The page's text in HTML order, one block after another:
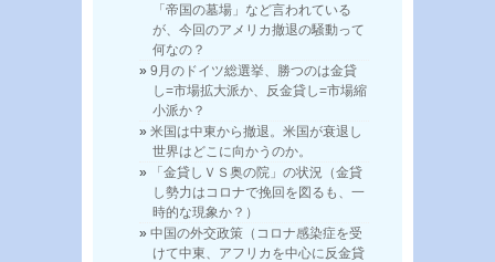
「帝国の墓場」など言われている
が、今回のアメリカ撤退の騒動って
何なの？
9月のドイツ総選挙、勝つのは金貸
し=市場拡大派か、反金貸し=市場縮
小派か？
米国は中東から撤退。米国が衰退し
世界はどこに向かうのか。
「金貸しＶＳ奥の院」の状況（金貸
し勢力はコロナで挽回を図るも、一
時的な現象か？）
中国の外交政策（コロナ感染症を受
けて中東、アフリカを中心に反金貸